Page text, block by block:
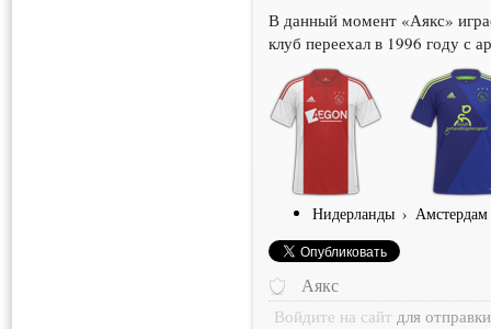
В данный момент «Аякс»
клуб переехал в 1996 году с
Нидерланды › Амстердам
Аякс
Войдите на сайт для